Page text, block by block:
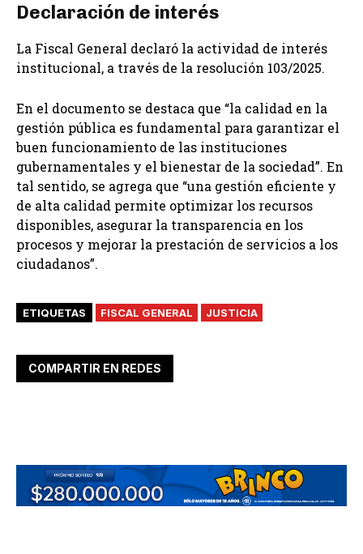
Declaración de interés
La Fiscal General declaró la actividad de interés
institucional, a través de la resolución 103/2025.
En el documento se destaca que “la calidad en la
gestión pública es fundamental para garantizar el
buen funcionamiento de las instituciones
gubernamentales y el bienestar de la sociedad”. En
tal sentido, se agrega que “una gestión eficiente y
de alta calidad permite optimizar los recursos
disponibles, asegurar la transparencia en los
procesos y mejorar la prestación de servicios a los
ciudadanos”.
ETIQUETAS FISCAL GENERAL JUSTICIA
COMPARTIR EN REDES